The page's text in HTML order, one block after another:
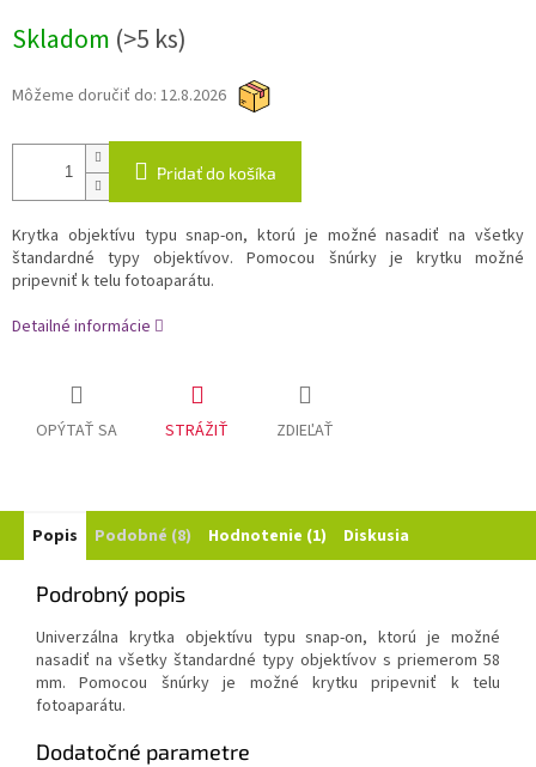
cena:
Skladom (>5 ks)
Môžeme doručiť do: 12.8.2026
Pridať do košíka
Krytka objektívu typu snap-on, ktorú je možné nasadiť na všetky
štandardné typy objektívov. Pomocou šnúrky je krytku možné
pripevniť k telu fotoaparátu.
Detailné informácie
OPÝTAŤ SA STRÁŽIŤ ZDIEĽAŤ
Popis Podobné (8) Hodnotenie (1) Diskusia
Podrobný popis
Univerzálna krytka objektívu typu snap-on, ktorú je možné
nasadiť na všetky štandardné typy objektívov s priemerom 58
mm. Pomocou šnúrky je možné krytku pripevniť k telu
fotoaparátu.
Dodatočné parametre